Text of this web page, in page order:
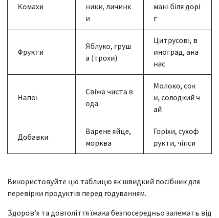
Комахи
ники, личинк
и
мані біля дорі
г
Фрукти
Яблуко, груш
а (трохи)
Цитрусові, в
иноград, ана
нас
Напої
Свіжа чиста в
ода
Молоко, сок
и, солодкий ч
ай
Добавки
Варене яйце,
морква
Горіхи, сухоф
рукти, чіпси
Використовуйте цю таблицю як швидкий посібник для
перевірки продуктів перед годуванням.
Здоров’я та довголіття їжака безпосередньо залежать від